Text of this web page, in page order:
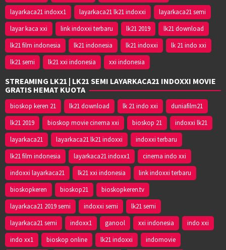
layarkaca21 indoxx1
layarkaca21 lk21 indoxxi
layarkaca21 semi
layar kaca xxi
link indoxxi terbaru lk21 2019
lk21 download
lk21 film indonesia
lk21 indonesia lk21 indoxxi
lk 21 indo xxi
lk21 semi
lk21 xxi indonesia xxi indonesia
STREAMING LK21 | LK21 SEMI LAYARKACA21 INDOXXI MOVIE
GRATIS HEMAT KUOTA
bioskop keren 21 lk21 download lk 21 indo xxi
duniafilm21
lk21 2019
bioskop movie cinema xxi bioskop 21
indoxxi lk21
layarkaca21
layarkaca21 lk21 indoxxi
indoxxi terbaru
lk21 film indonesia
layarkaca21 indoxx1
cinema indo xxi
indoxxi layarkaca21
lk21 xxi indonesia
link indoxxi terbaru
bioskopkeren
bioskop21
bioskopkeren.tv
layarkaca21 2019 semi
indoxxi semi
lk21 semi
layarkaca21 semi
indoxx1 ganool xxi indonesia
indo xxi
indo xx1
bioskop online lk21 indoxxi indomovie